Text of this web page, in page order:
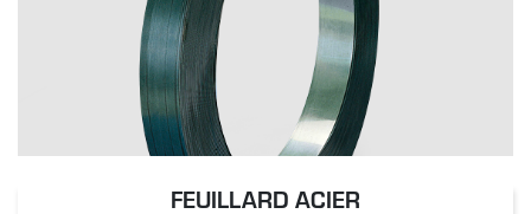
FEUILLARD ACIER